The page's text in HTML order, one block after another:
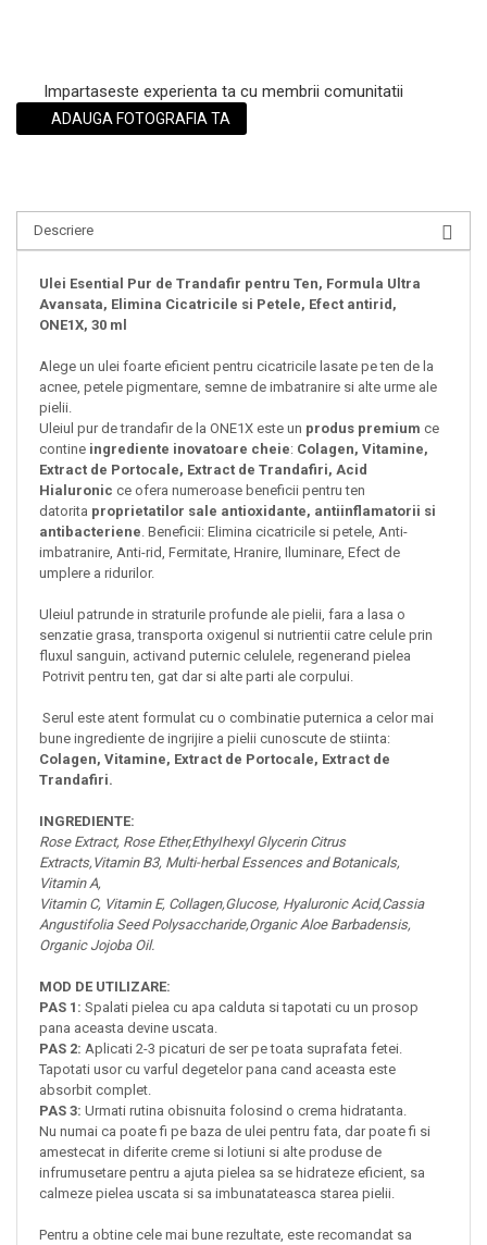
Impartaseste experienta ta cu membrii comunitatii
ADAUGA FOTOGRAFIA TA
Descriere
Ulei Esential Pur de Trandafir pentru Ten, Formula Ultra
Avansata, Elimina Cicatricile si Petele, Efect antirid,
ONE1X, 30 ml
Alege un ulei foarte eficient pentru cicatricile lasate pe ten de la
acnee, petele pigmentare, semne de imbatranire si alte urme ale
pielii.
Uleiul pur de trandafir de la ONE1X este un produs premium ce
contine ingrediente inovatoare cheie: Colagen, Vitamine,
Extract de Portocale, Extract de Trandafiri, Acid
Hialuronic ce ofera numeroase beneficii pentru ten
datorita proprietatilor sale antioxidante, antiinflamatorii si
antibacteriene. Beneficii: Elimina cicatricile si petele, Anti-
imbatranire, Anti-rid, Fermitate, Hranire, Iluminare, Efect de
umplere a ridurilor.
Uleiul patrunde in straturile profunde ale pielii, fara a lasa o
senzatie grasa, transporta oxigenul si nutrientii catre celule prin
fluxul sanguin, activand puternic celulele, regenerand pielea
Potrivit pentru ten, gat dar si alte parti ale corpului.
Serul este atent formulat cu o combinatie puternica a celor mai
bune ingrediente de ingrijire a pielii cunoscute de stiinta:
Colagen, Vitamine, Extract de Portocale, Extract de
Trandafiri.
INGREDIENTE:
Rose Extract, Rose Ether,EthyIhexyl Glycerin Citrus
Extracts,Vitamin B3, Multi-herbal Essences and Botanicals,
Vitamin A,
Vitamin C, Vitamin E, Collagen,Glucose, Hyaluronic Acid,Cassia
Angustifolia Seed Polysaccharide,Organic Aloe Barbadensis,
Organic Jojoba Oil.
MOD DE UTILIZARE:
PAS 1: Spalati pielea cu apa calduta si tapotati cu un prosop
pana aceasta devine uscata.
PAS 2: Aplicati 2-3 picaturi de ser pe toata suprafata fetei.
Tapotati usor cu varful degetelor pana cand aceasta este
absorbit complet.
PAS 3: Urmati rutina obisnuita folosind o crema hidratanta.
Nu numai ca poate fi pe baza de ulei pentru fata, dar poate fi si
amestecat in diferite creme si lotiuni si alte produse de
infrumusetare pentru a ajuta pielea sa se hidrateze eficient, sa
calmeze pielea uscata si sa imbunatateasca starea pielii.
Pentru a obtine cele mai bune rezultate, este recomandat sa